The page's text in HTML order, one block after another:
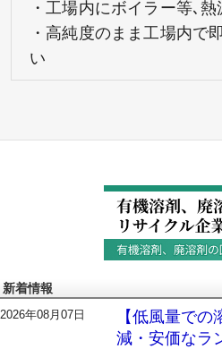
・工場内にボイラー等､
・高純度のまま工場内で
い
新着情報
2026年08月07日
【低風量で
減・安価なラ